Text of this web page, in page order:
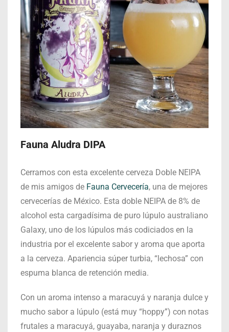
Fauna Aludra DIPA
Cerramos con esta excelente cerveza Doble NEIPA
de mis amigos de Fauna Cervecería, una de mejores
cervecerías de México. Esta doble NEIPA de 8% de
alcohol esta cargadísima de puro lúpulo australiano
Galaxy, uno de los lúpulos más codiciados en la
industria por el excelente sabor y aroma que aporta
a la cerveza. Apariencia súper turbia, “lechosa” con
espuma blanca de retención media.
Con un aroma intenso a maracuyá y naranja dulce y
mucho sabor a lúpulo (está muy “hoppy”) con notas
frutales a maracuyá, guayaba, naranja y duraznos